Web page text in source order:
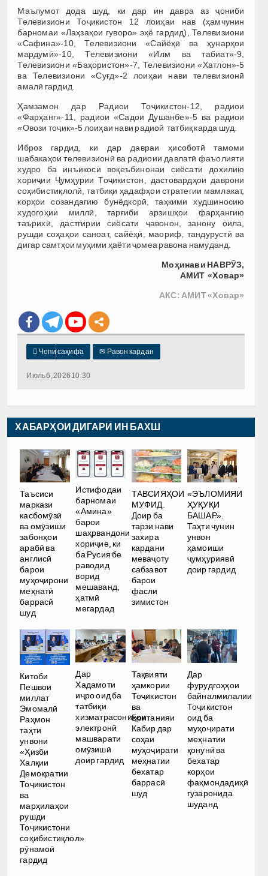
Маълумот дода шуд, ки дар ин давра аз ҷониби
Телевизиони Тоҷикистон 12 лоиҳаи нав (ҳамчунин
барномаи «Лаҳзаҳои гуворо» эҳё гардид), Телевизиони
«Сафина»-10, Телевизиони «Сайёҳӣ ва ҳунарҳои
мардумӣ»-10, Телевизиони «Илм ва табиат»-9,
Телевизиони «Баҳористон»-7, Телевизиони «Хатлон»-5
ва Телевизиони «Суғд»-2 лоиҳаи нави телевизионӣ
амалӣ гардид
Ҳамзамон дар Радиои Тоҷикистон-12, радиои
«Фарҳанг»-11, радиои «Садои Душанбе»-5 ва радиои
«Овози тоҷик»-5 лоиҳаи нави радиоӣ татбиқ карда шуд
Иброз гардид, ки дар давраи ҳисоботӣ тамоми
шабакаҳои телевизионӣ ва радиоии давлатӣ фаъолияти
худро ба инъикоси воқеъбинонаи сиёсати дохилию
хориҷии Ҷумҳурии Тоҷикистон, дастовардҳои даврони
соҳибистиқлолӣ, татбиқи ҳадафҳои стратегии мамлакат,
корҳои созандагию бунёдкорӣ, таҳкими худшиносию
худогоҳии миллӣ, тарғиби арзишҳои фарҳангию
таърихӣ, дастгирии сиёсати ҷавонон, занону оила,
рушди соҳаҳои саноат, сайёҳӣ, маориф, тандурустӣ ва
дигар самтҳои муҳими ҳаёти ҷомеа равона намуданд.
Моҳинави НАВРӮЗ,
АМИТ «Ховар»
АКС: АМИТ «Ховар»
 Чопи саҳифа ✉ Равон кардан
Июль 6, 2026 10:30
ХАБАРҲОИ ДИГАРИ ИН БАХШ
Таъсиси
маркази
касбомӯзӣ
ва омӯзиши
забонҳои
арабӣ ва
англисӣ
барои
муҳоҷирони
меҳнатӣ
баррасӣ
шуд
Истифодаи
барномаи
«Амина»
барои
шаҳрвандони
хориҷие, ки
ба Русия бе
раводид
ворид
мешаванд,
ҳатмӣ
мегардад
ТАВСИЯҲОИ
МУФИД.
Доир ба
тарзи нави
захира
кардани
меваҷоту
сабзавот
барои
фасли
зимистон
«ЭЪЛОМИЯИ
ҲУҚУҚИ
БАШАР».
Таҳти чунин
унвон
ҳамоиши
ҷумҳуриявӣ
доир гардид
Китоби
Пешвои
миллат
Эмомалӣ
Раҳмон
таҳти
унвони
«Ҳизби
Халқии
Демократии
Тоҷикистон
ва
марҳилаҳои
рушди
Тоҷикистони
соҳибистиқлол»
рӯнамоӣ
гардид
Дар
Хадамоти
иҷро оид ба
татбиқи
хизматрасониҳои
электронӣ
машварати
омӯзишӣ
доир гардид
Тақвияти
ҳамкории
Тоҷикистон
ва
Британияи
Кабир дар
соҳаи
муҳоҷирати
меҳнатии
бехатар
баррасӣ
шуд
Дар
фурудгоҳҳои
байналмилалии
Тоҷикистон
оид ба
муҳоҷирати
меҳнатии
қонунӣ ва
бехатар
корҳои
фаҳмондадиҳӣ
гузаронида
шуданд